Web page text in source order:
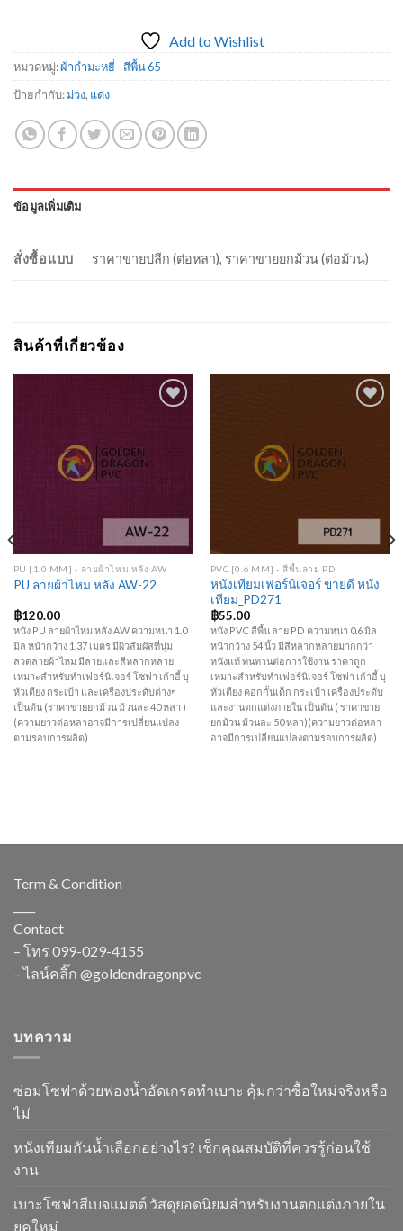
Add to Wishlist
หมวดหมู่:ผ้ากำมะหยี่ - สีพื้น 65
ป้ายกำกับ:ม่วง, แดง
ข้อมูลเพิ่มเติม
สั่งซื้อแบบ ราคาขายปลีก (ต่อหลา), ราคาขายยกม้วน (ต่อม้วน)
สินค้าที่เกี่ยวข้อง
Wishlist
PU [1.0 MM] - ลายผ้าไหม หลัง AW
PU ลายผ้าไหม หลัง AW-22
฿120.00
หนัง PU ลายผ้าไหม หลัง AW ความหนา 1.0
มิล หน้ากว้าง 1.37 เมตร มีผิวสัมผัสที่นุ่ม
ลวดลายผ้าไหม มีลายและสีหลากหลาย
เหมาะสำหรับทำเฟอร์นิเจอร์ โซฟา เก้าอี้ บุ
หัวเตียง กระเป๋า และเครื่องประดับต่างๆ
เป็นต้น (ราคาขายยกม้วน ม้วนละ 40 หลา )
(ความยาวต่อหลาอาจมีการเปลี่ยนแปลง
ตามรอบการผลิต)
Wishlist
PVC [0.6 MM] - สีพื้นลาย PD
หนังเทียมเฟอร์นิเจอร์ ขายดี หนัง
เทียม_PD271
฿55.00
หนัง PVC สีพื้น ลาย PD ความหนา 0.6 มิล
หน้ากว้าง 54 นิ้ว มีสีหลากหลายมากกว่า
หนังแท้ ทนทานต่อการใช้งาน ราคาถูก
เหมาะสำหรับทำเฟอร์นิเจอร์ โซฟา เก้าอี้ บุ
หัวเตียง คอกกั้นเด็ก กระเป๋า เครื่องประดับ
และงานตกแต่งภายใน เป็นต้น ( ราคาขาย
ยกม้วน ม้วนละ 50 หลา)(ความยาวต่อหลา
อาจมีการเปลี่ยนแปลงตามรอบการผลิต)
Term & Condition
Contact
– โทร 099-029-4155
– ไลน์คลิ๊ก @goldendragonpvc
บทความ
ซ่อมโซฟาด้วยฟองน้ำอัดเกรดทำเบาะ คุ้มกว่าซื้อใหม่จริงหรือ
ไม่
หนังเทียมกันน้ำเลือกอย่างไร? เช็กคุณสมบัติที่ควรรู้ก่อนใช้
งาน
เบาะโซฟาสีเบจแมตต์ วัสดุยอดนิยมสำหรับงานตกแต่งภายใน
ยุคใหม่